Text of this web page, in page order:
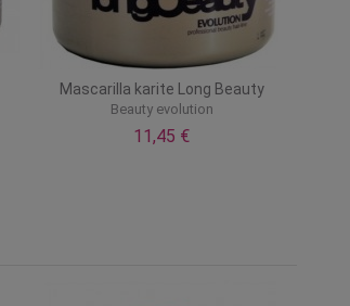
Mascarilla karite Long Beauty
Beauty evolution
11,45 €